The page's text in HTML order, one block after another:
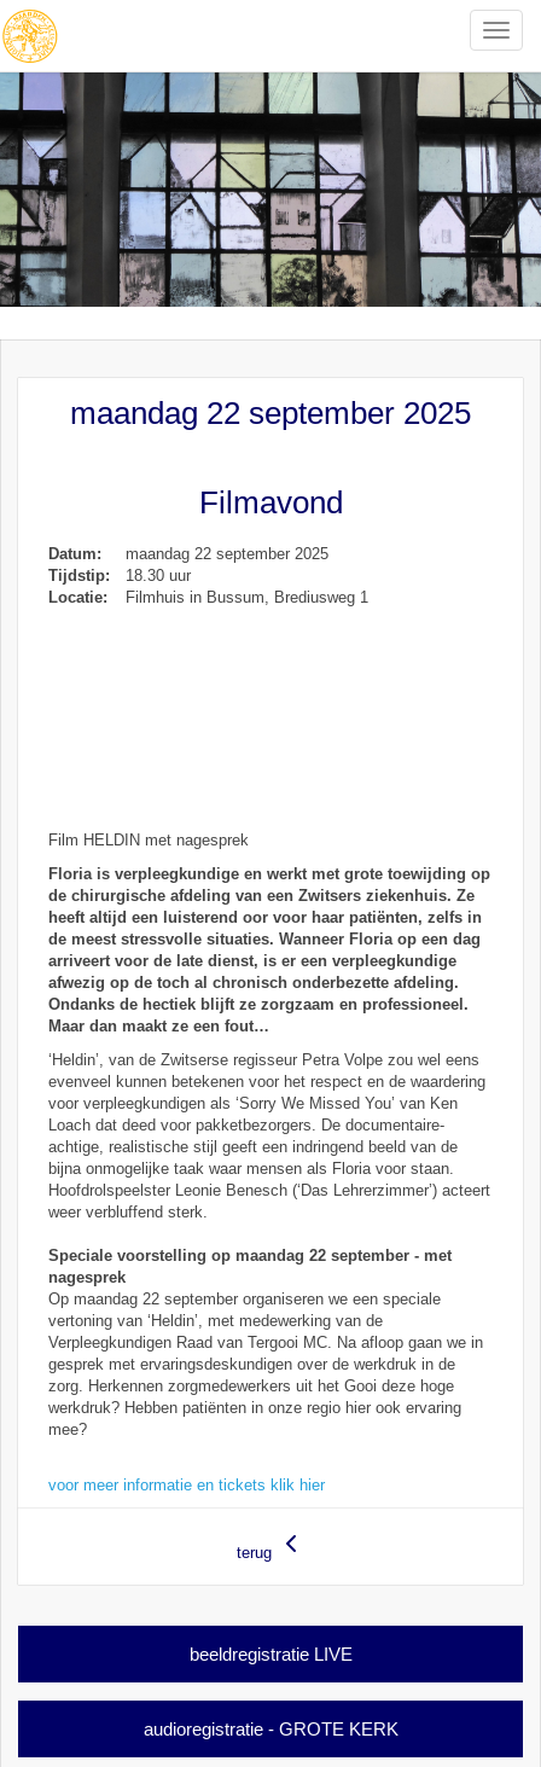
Toggle
maandag 22 september 2025
Filmavond
Datum:
maandag 22 september 2025
Tijdstip:
18.30 uur
Locatie:
Filmhuis in Bussum, Brediusweg 1
Film HELDIN met nagesprek
Floria is verpleegkundige en werkt met grote toewijding op
de chirurgische afdeling van een Zwitsers ziekenhuis. Ze
heeft altijd een luisterend oor voor haar patiënten, zelfs in
de meest stressvolle situaties. Wanneer Floria op een dag
arriveert voor de late dienst, is er een verpleegkundige
afwezig op de toch al chronisch onderbezette afdeling.
Ondanks de hectiek blijft ze zorgzaam en professioneel.
Maar dan maakt ze een fout…
‘Heldin’, van de Zwitserse regisseur Petra Volpe zou wel eens
evenveel kunnen betekenen voor het respect en de waardering
voor verpleegkundigen als ‘Sorry We Missed You’ van Ken
Loach dat deed voor pakketbezorgers. De documentaire-
achtige, realistische stijl geeft een indringend beeld van de
bijna onmogelijke taak waar mensen als Floria voor staan.
Hoofdrolspeelster Leonie Benesch (‘Das Lehrerzimmer’) acteert
weer verbluffend sterk.
Speciale voorstelling op maandag 22 september - met
nagesprek
Op maandag 22 september organiseren we een speciale
vertoning van ‘Heldin’, met medewerking van de
Verpleegkundigen Raad van Tergooi MC. Na afloop gaan we in
gesprek met ervaringsdeskundigen over de werkdruk in de
zorg. Herkennen zorgmedewerkers uit het Gooi deze hoge
werkdruk? Hebben patiënten in onze regio hier ook ervaring
mee?
voor meer informatie en tickets klik hier
terug
beeldregistratie LIVE
audioregistratie - GROTE KERK